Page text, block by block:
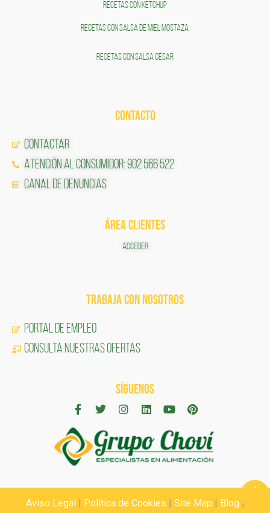
RECETAS CON KETCHUP
RECETAS CON SALSA DE MIEL MOSTAZA
RECETAS CON SALSA CÉSAR
CONTACTO
Contactar
Atención al Consumidor: 902 566 522
Canal de Denuncias
ÁREA CLIENTES
ACCEDER
TRABAJA CON NOSOTROS
Portal de Empleo
CONSULTA NUESTRAS OFERTAS
SÍGUENOS
Aviso Legal Política de Cookies Site Map Blog|